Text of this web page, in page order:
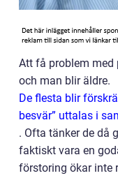
Att få problem med
och man blir äldre.
De flesta blir
besvär” uttalas i
. Ofta tänker de då
faktiskt vara en
förstoring ökar inte